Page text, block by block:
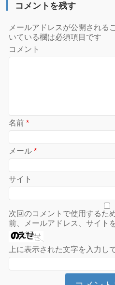
コメントを残す
メールアドレスが公開される
いている欄は必須項目です
コメント
名前*
メール*
サイト
次回のコメントで使用するた
前、メールアドレス、サイト
上に表示された文字を入力し